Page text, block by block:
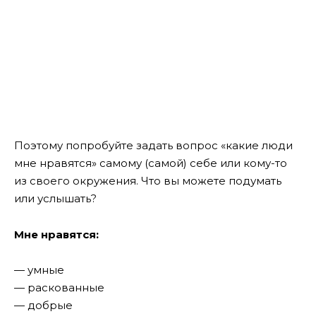
Поэтому попробуйте задать вопрос «какие люди
мне нравятся» самому (самой) себе или кому-то
из своего окружения. Что вы можете подумать
или услышать?
Мне нравятся:
— умные
— раскованные
— добрые